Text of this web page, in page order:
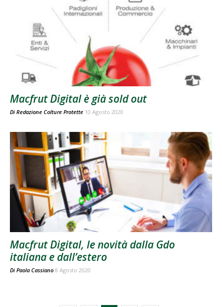
Macfrut Digital è già sold out
Di Redazione Colture Protette 10 Agosto 2020
Macfrut Digital, le novità dalla Gdo
italiana e dall’estero
Di Paola Cassiano 8 Agosto 2020